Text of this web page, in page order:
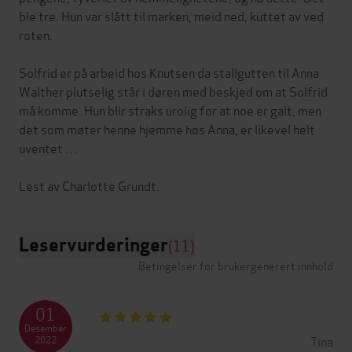
ble tre. Hun var slått til marken, meid ned, kuttet av ved
roten.
Solfrid er på arbeid hos Knutsen da stallgutten til Anna
Walther plutselig står i døren med beskjed om at Solfrid
må komme. Hun blir straks urolig for at noe er galt, men
det som møter henne hjemme hos Anna, er likevel helt
uventet …
Leservurderinger(11)
Betingelser for brukergenerert innhold
Tina
01
Desember
2022